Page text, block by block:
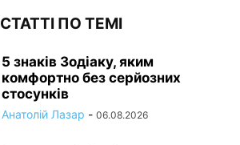
СТАТТІ ПО ТЕМІ
5 знаків Зодіаку, яким
комфортно без серйозних
стосунків
Анатолій Лазар - 06.08.2026